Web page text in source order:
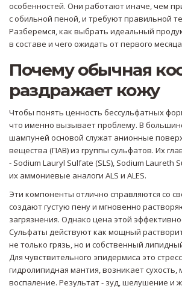
особенностей. Они работают иначе, чем
с обильной пеной, и требуют правильной
Разберемся, как выбрать идеальный
в составе и чего ожидать от первого
Почему обычная
раздражает кожу
Чтобы понять ценность бессульфатных
что именно вызывает проблему. В
шампуней основой служат анионные
вещества (ПАВ) из группы сульфатов. Их
- Sodium Lauryl Sulfate (SLS), Sodium Laureth
их аммониевые аналоги ALS и ALES.
Эти компоненты отлично справляются со
создают густую пену и мгновенно
загрязнения. Однако цена этой
Сульфаты действуют как мощный
не только грязь, но и собственный
Для чувствительного эпидермиса это
гидролипидная мантия, возникает
воспаление. Результат - зуд, шелушение и